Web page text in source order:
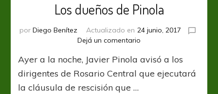
Los dueños de Pinola
por Diego Benítez Actualizado en 24 junio, 2017
Dejá un comentario
dueños
de
Pinola
Ayer a la noche, Javier Pinola avisó a los
dirigentes de Rosario Central que ejecutará
la cláusula de rescisión que …